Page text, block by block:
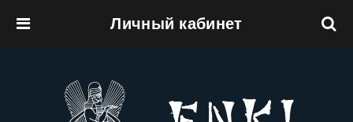
Личный кабинет